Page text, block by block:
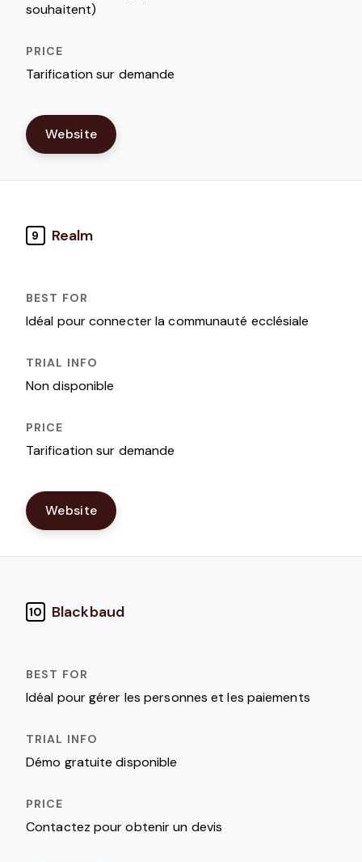
souhaitent)
Tarification sur demande
Website
9 Realm
Idéal pour connecter la communauté ecclésiale
Non disponible
Tarification sur demande
Website
10 Blackbaud
Idéal pour gérer les personnes et les paiements
Démo gratuite disponible
Contactez pour obtenir un devis